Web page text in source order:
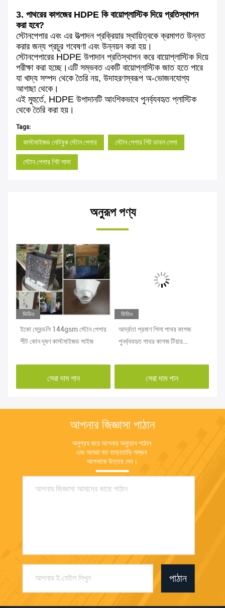
3. পাথরের কাগজের HDPE কি বায়োপ্লাস্টিক দিয়ে প্রতিস্থাপন
করা হবে?
স্টোনপেপার এবং এর উত্পাদন প্রক্রিয়ার স্থায়িত্বকে ক্রমাগত উন্নত
করার জন্য প্রচুর গবেষণা এবং উন্নয়ন করা হয়।
স্টোনপেপারের HDPE উপাদান প্রতিস্থাপন করে বায়োপ্লাস্টিক দিয়ে
পরীক্ষা করা হচ্ছে।এটি সম্ভবত একটি বায়োপ্লাস্টিক জাত হতে পারে
যা খাদ্য সম্পদ থেকে তৈরি নয়, উদাহরণস্বরূপ অ-ভোজনযোগ্য
আগাছা থেকে।
এই মুহুর্তে, HDPE উপাদানটি আংশিকভাবে পুনর্ব্যবহৃত প্লাস্টিক
থেকে তৈরি করা হয়।
Tags:
কাস্টমাইজড নোটবুক স্টোন পেপার স্টোন পেপার শিট ডাবল লেপা
স্টোন পেপার শিট সাদা
অনুরূপ পণ্য
ভিডিও
ইকো ফ্রেন্ডলি 144gsm স্টোন পেপার
শীট কোন দূষণ কাস্টমাইজড সাইজ
সেরা দাম পান
ভিডিও
আর্দ্রতা প্রমাণ শিলা পাথর কাগজ
পুনর্ব্যবহৃত পাথর কাগজ টিয়ার
সেরা দাম পান
আপনার জিজ্ঞাসা পাঠান
অনুগ্রহ করে আপনার অনুরোধ পাঠান
এবং আমরা যত তাড়াতাড়ি সম্ভব
আপনাকে উত্তর দেব।
পাঠান